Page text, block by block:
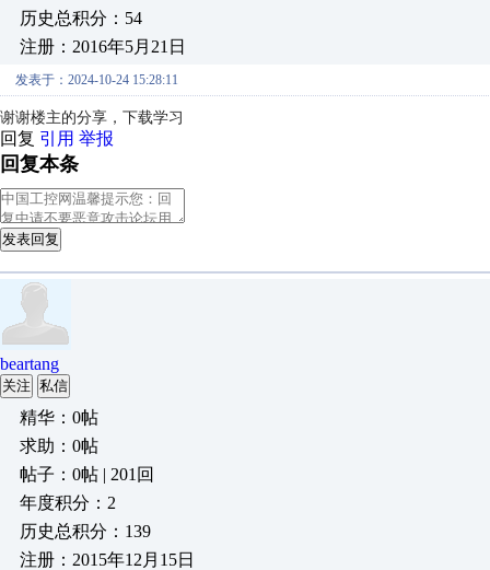
历史总积分：54
注册：2016年5月21日
发表于：2024-10-24 15:28:11
谢谢楼主的分享，下载学习
回复 引用 举报
回复本条
发表回复
beartang
关注 私信
精华：0帖
求助：0帖
帖子：0帖 | 201回
年度积分：2
历史总积分：139
注册：2015年12月15日